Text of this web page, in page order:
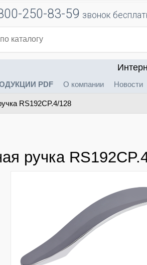
250-83-59 звонок
PDF О компании Новости
RS192CP.4/128
ручка